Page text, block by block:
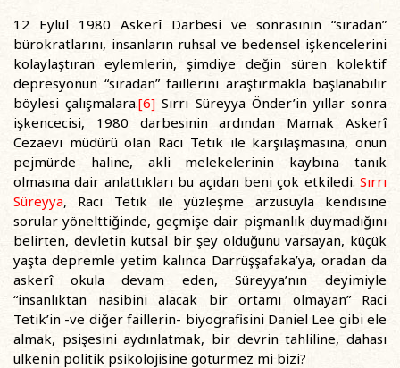
12 Eylül 1980 Askerî Darbesi ve sonrasının “sıradan”
bürokratlarını, insanların ruhsal ve bedensel işkencelerini
kolaylaştıran eylemlerin, şimdiye değin süren kolektif
depresyonun “sıradan” faillerini araştırmakla başlanabilir
böylesi çalışmalara.[6] Sırrı Süreyya Önder’in yıllar sonra
işkencecisi, 1980 darbesinin ardından Mamak Askerî
Cezaevi müdürü olan Raci Tetik ile karşılaşmasına, onun
pejmürde haline, akli melekelerinin kaybına tanık
olmasına dair anlattıkları bu açıdan beni çok etkiledi. Sırrı
Süreyya, Raci Tetik ile yüzleşme arzusuyla kendisine
sorular yönelttiğinde, geçmişe dair pişmanlık duymadığını
belirten, devletin kutsal bir şey olduğunu varsayan, küçük
yaşta depremle yetim kalınca Darrüşşafaka’ya, oradan da
askerî okula devam eden, Süreyya’nın deyimiyle
“insanlıktan nasibini alacak bir ortamı olmayan” Raci
Tetik’in -ve diğer faillerin- biyografisini Daniel Lee gibi ele
almak, psişesini aydınlatmak, bir devrin tahliline, dahası
ülkenin politik psikolojisine götürmez mi bizi?